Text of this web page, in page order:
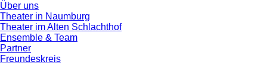
Über uns
Theater in Naumburg
Theater im Alten Schlachthof
Ensemble & Team
Partner
Freundeskreis